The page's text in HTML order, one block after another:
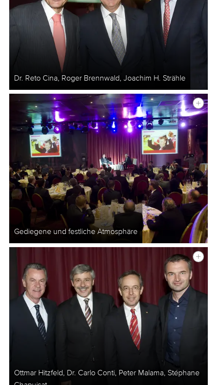
Dr. Reto Cina, Roger Brennwald, Joachim H. Strähle
Gediegene und festliche Atmosphäre
Ottmar Hitzfeld, Dr. Carlo Conti, Peter Malama, Stéphane